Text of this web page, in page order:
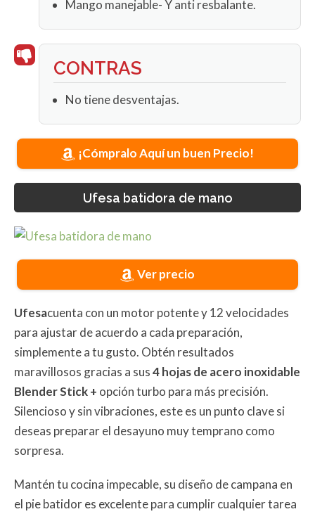
Mango manejable- Y anti resbalante.
CONTRAS
No tiene desventajas.
¡Cómpralo Aquí un buen Precio!
Ufesa batidora de mano
Ver precio
Ufesacuenta con un motor potente y 12 velocidades
para ajustar de acuerdo a cada preparación,
simplemente a tu gusto. Obtén resultados
maravillosos gracias a sus4 hojas de acero inoxidable
Blender Stick + opción turbo para más precisión.
Silencioso y sin vibraciones, este es un punto clave si
deseas preparar el desayuno muy temprano como
sorpresa.
Mantén tu cocina impecable, su diseño de campana en
el pie batidor es excelente para cumplir cualquier tarea